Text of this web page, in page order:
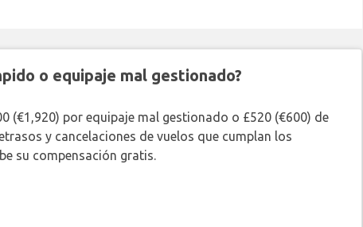
o equipaje mal gestionado?
(€1,920) por equipaje mal gestionado o £520 (€600) de
y cancelaciones de vuelos que cumplan los
su compensación gratis.